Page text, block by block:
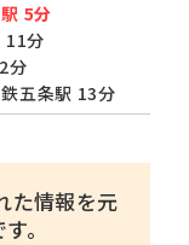
5分
11分
分
五条駅 13分
た情報を元
。